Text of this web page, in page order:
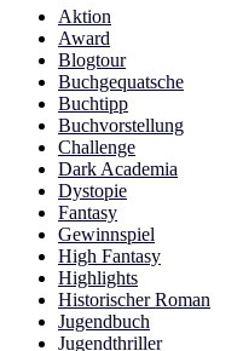
Aktion
Award
Blogtour
Buchgequatsche
Buchtipp
Buchvorstellung
Challenge
Dark Academia
Dystopie
Fantasy
Gewinnspiel
High Fantasy
Highlights
Historischer Roman
Jugendbuch
Jugendthriller